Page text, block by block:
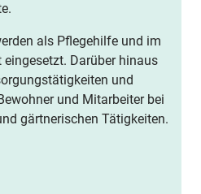
als Pflegehilfe und im
eingesetzt. Darüber hinaus
und
und Mitarbeiter bei
gärtnerischen Tätigkeiten.